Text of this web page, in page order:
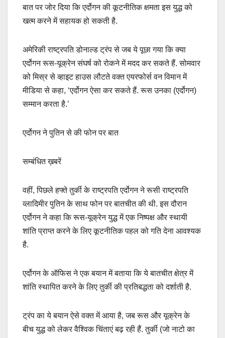
बात पर जोर दिया कि एर्दोगन की कूटनीतिक क्षमता इस युद्ध को
खत्म करने में सहायक हो सकती है.
अमेरिकी राष्ट्रपति डोनाल्ड ट्रंप से जब ये पूछा गया कि क्या
एर्दोगन रूस-यूक्रेन संघर्ष को रोकने में मदद कर सकते हैं. सोमवार
को मिस्र से व्हाइट हाउस लौटते वक्त एयरफोर्स वन विमान में
मीडिया से कहा, ‘एर्दोगन ऐसा कर सकते हैं. रूस उनका (एर्दोगन)
सम्मान करता है.’
एर्दोगन ने पुतिन से की फोन पर बात
सम्बंधित ख़बरें
वहीं, पिछले हफ्ते तुर्की के राष्ट्रपति एर्दोगन ने रूसी राष्ट्रपति
व्लादिमीर पुतिन के साथ फोन पर बातचीत की थी. इस दौरान
एर्दोगन ने कहा कि रूस-यूक्रेन युद्ध में एक निष्पक्ष और स्थायी
शांति प्राप्त करने के लिए कूटनीतिक पहल को गति देना आवश्यक
है.
एर्दोगन के ऑफिस ने एक बयान में बताया कि ये बातचीत क्षेत्र में
शांति स्थापित करने के लिए तुर्की की प्रतिबद्धता को दर्शाती है.
ट्रंप का ये बयान ऐसे वक्त में आया है, जब रूस और यूक्रेन के
बीच युद्ध को लेकर वैश्विक चिंताएं बढ़ रही हैं. तुर्की (जो नाटो का